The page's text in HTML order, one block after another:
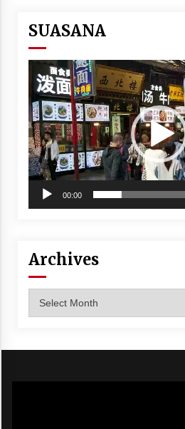
SUASANA
Video
Player
00:00
Archives